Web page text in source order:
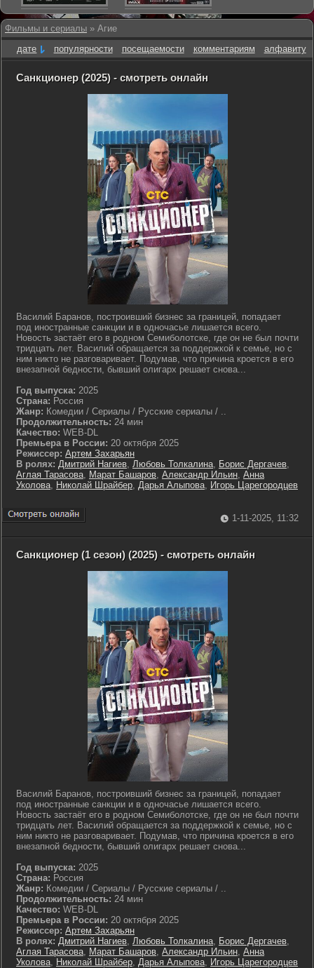
Фильмы и сериалы » Агие
дате
популярности посещаемости комментариям алфавиту
Санкционер (2025) - смотреть онлайн
Василий Баранов, построивший бизнес за границей, попадает
под иностранные санкции и в одночасье лишается всего.
Новость застаёт его в родном Семиболотске, где он не был почти
тридцать лет. Василий обращается за поддержкой к семье, но с
ним никто не разговаривает. Подумав, что причина кроется в его
внезапной бедности, бывший олигарх решает снова...
Год выпуска: 2025
Страна: Россия
Жанр: Комедии / Сериалы / Русские сериалы / ..
Продолжительность: 24 мин
Качество: WEB-DL
Премьера в России: 20 октября 2025
Режиссер: Артем Захарьян
В ролях: Дмитрий Нагиев, Любовь Толкалина, Борис Дергачев,
Аглая Тарасова, Марат Башаров, Александр Ильин, Анна
Уколова, Николай Шрайбер, Дарья Алыпова, Игорь Царегородцев
1-11-2025, 11:32
Санкционер (1 сезон) (2025) - смотреть онлайн
Василий Баранов, построивший бизнес за границей, попадает
под иностранные санкции и в одночасье лишается всего.
Новость застаёт его в родном Семиболотске, где он не был почти
тридцать лет. Василий обращается за поддержкой к семье, но с
ним никто не разговаривает. Подумав, что причина кроется в его
внезапной бедности, бывший олигарх решает снова...
Год выпуска: 2025
Страна: Россия
Жанр: Комедии / Сериалы / Русские сериалы / ..
Продолжительность: 24 мин
Качество: WEB-DL
Премьера в России: 20 октября 2025
Режиссер: Артем Захарьян
В ролях: Дмитрий Нагиев, Любовь Толкалина, Борис Дергачев,
Аглая Тарасова, Марат Башаров, Александр Ильин, Анна
Уколова, Николай Шрайбер, Дарья Алыпова, Игорь Царегородцев